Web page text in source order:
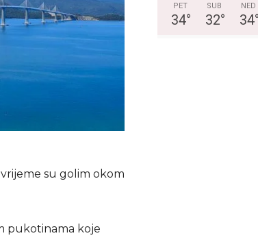
su golim okom
pukotinama koje
PET
34°
SUB
32°
NED
34°